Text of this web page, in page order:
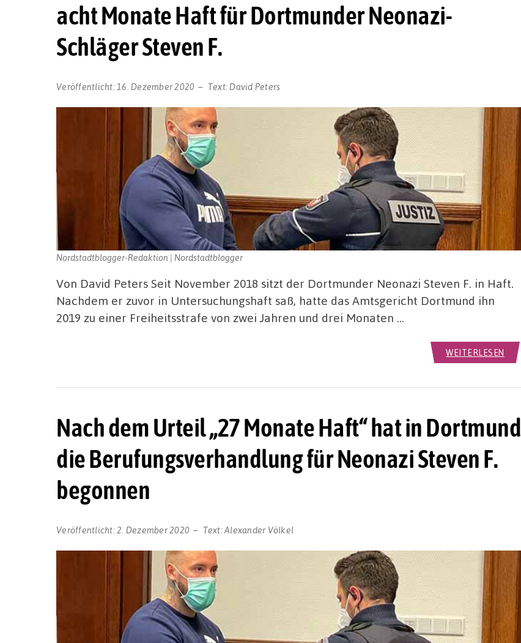
acht Monate Haft für Dortmunder Neonazi-
Schläger Steven F.
Veröffentlicht: 16. Dezember 2020 Text:David Peters
Nordstadtblogger-Redaktion | Nordstadtblogger
Von David Peters Seit November 2018 sitzt der Dortmunder Neonazi Steven F. in Haft.
Nachdem er zuvor in Untersuchungshaft saß, hatte das Amtsgericht Dortmund ihn
2019 zu einer Freiheitsstrafe von zwei Jahren und drei Monaten …
WEITERLESEN
Nach dem Urteil „27 Monate Haft“ hat in Dortmund
die Berufungsverhandlung für Neonazi Steven F.
begonnen
Veröffentlicht: 2. Dezember 2020 Text:Alexander Völkel